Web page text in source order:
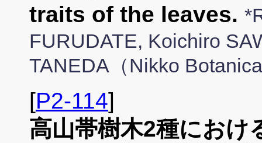
traits of the leaves.
FURUDATE, Koichiro
TANEDA（Nikko
[P2-114]
高山帯樹木2種におけ